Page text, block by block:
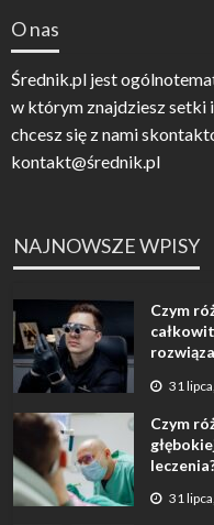
O nas
Średnik.pl jest
w którym znajdziesz setki
chcesz się z nami
kontakt@średnik.pl
NAJNOWSZE WPISY
Czym
31
Czym
31